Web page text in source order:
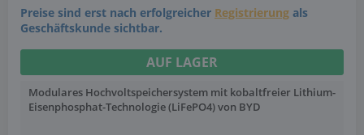
Preise sind erst nach erfolgreicher Registrierung als
Geschäftskunde sichtbar.
AUF LAGER
Modulares Hochvoltspeichersystem mit kobaltfreier Lithium-
Eisenphosphat-Technologie (LiFePO4) von BYD